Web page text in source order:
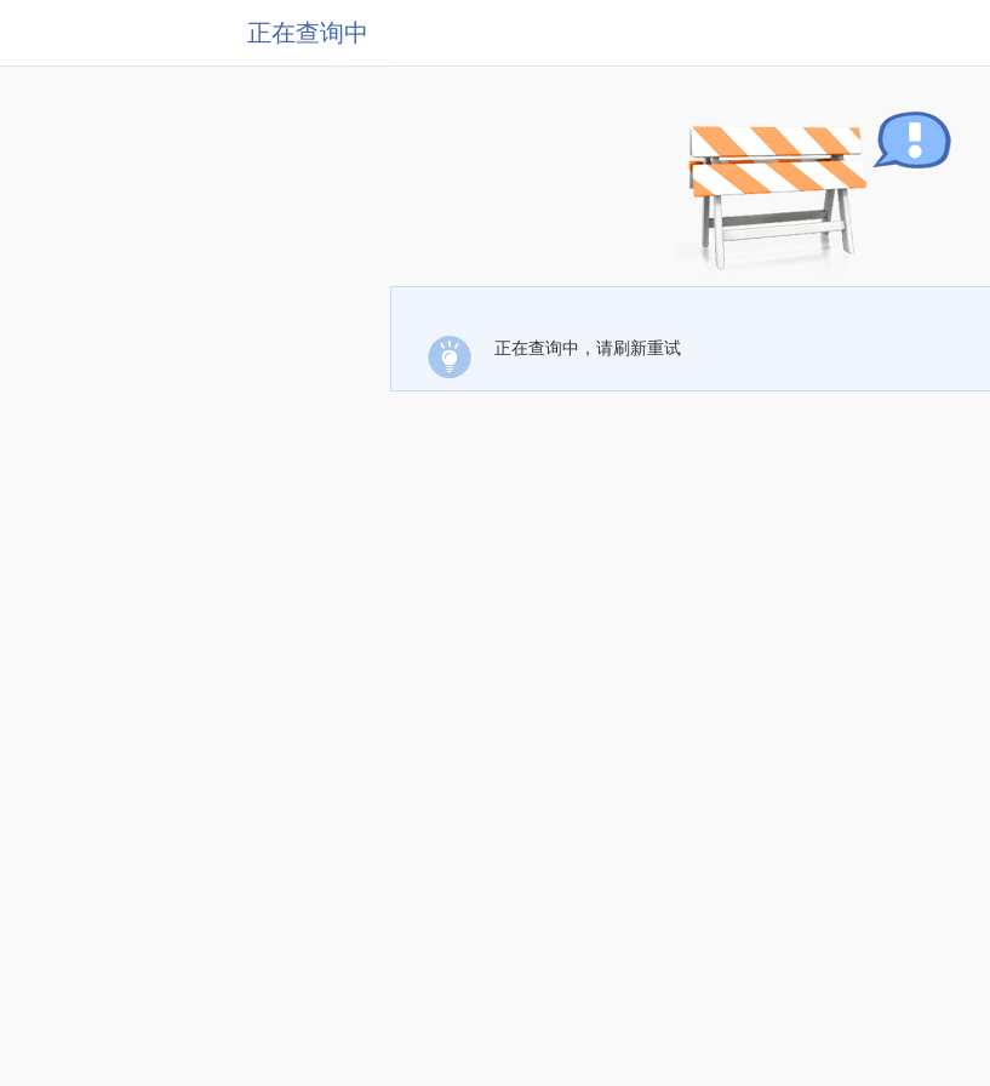
正在查询中
正在查询中，请刷新重试